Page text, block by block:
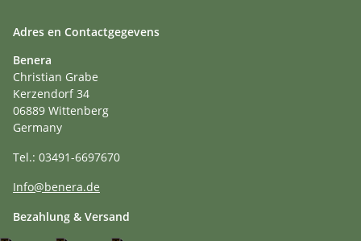
Adres en Contactgegevens
Benera
Christian Grabe
Kerzendorf 34
06889 Wittenberg
Germany
Tel.: 03491-6697670
Info@benera.de
Bezahlung & Versand